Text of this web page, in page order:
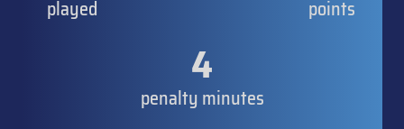
played points
4
penalty minutes